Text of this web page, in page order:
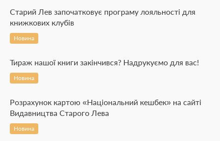
Старий Лев започатковує програму лояльності для
книжкових клубів
Новина
Тираж нашої книги закінчився? Надрукуємо для вас!
Новина
Розрахунок картою «Національний кешбек» на сайті
Видавництва Старого Лева
Новина